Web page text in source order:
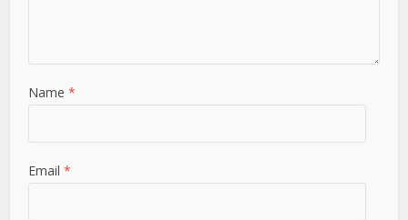
Name*
Email*